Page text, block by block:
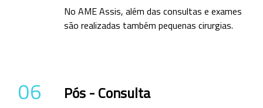
No AME Assis, além das consultas e exames
são realizadas também pequenas cirurgias.
06 Pós - Consulta